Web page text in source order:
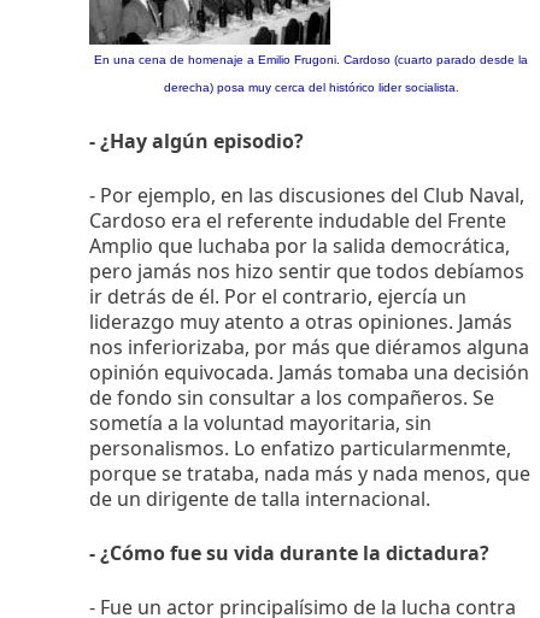
En una cena de homenaje a Emilio Frugoni. Cardoso (cuarto parado desde la
derecha) posa muy cerca del histórico lider socialista.
- ¿Hay algún episodio?
- Por ejemplo, en las discusiones del Club Naval,
Cardoso era el referente indudable del Frente
Amplio que luchaba por la salida democrática,
pero jamás nos hizo sentir que todos debíamos
ir detrás de él. Por el contrario, ejercía un
liderazgo muy atento a otras opiniones. Jamás
nos inferiorizaba, por más que diéramos alguna
opinión equivocada. Jamás tomaba una decisión
de fondo sin consultar a los compañeros. Se
sometía a la voluntad mayoritaria, sin
personalismos. Lo enfatizo particularmenmte,
porque se trataba, nada más y nada menos, que
de un dirigente de talla internacional.
- ¿Cómo fue su vida durante la dictadura?
- Fue un actor principalísimo de la lucha contra